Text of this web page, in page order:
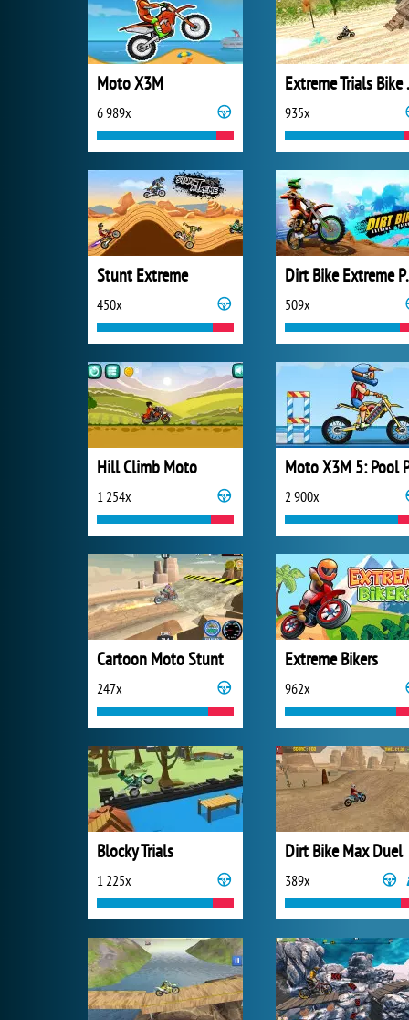
Moto X3M
6 989x 935x
Stunt Extreme
450x
Dirt
509x
Hill Climb Moto
1 254x 2 900x
Cartoon Moto Stunt
247x
Extreme Bikers
962x
Blocky Trials
1 225x
Dirt Bike Max Duel
389x